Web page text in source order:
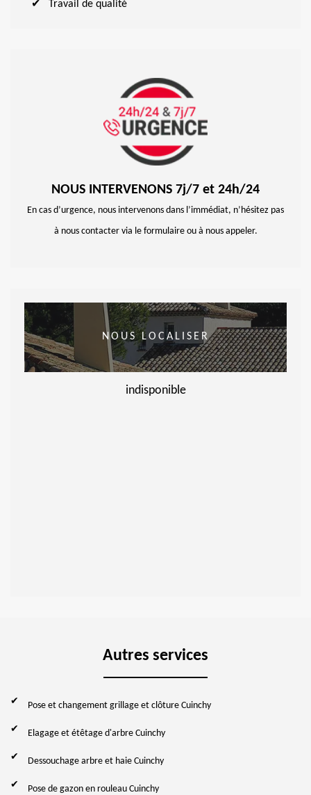
Travail de qualité
NOUS INTERVENONS 7j/7 et 24h/24
En cas d’urgence, nous intervenons dans l’immédiat, n’hésitez pas
à nous contacter via le formulaire ou à nous appeler.
NOUS LOCALISER
indisponible
Autres services
Pose et changement grillage et clôture Cuinchy
Elagage et étêtage d'arbre Cuinchy
Dessouchage arbre et haie Cuinchy
Pose de gazon en rouleau Cuinchy